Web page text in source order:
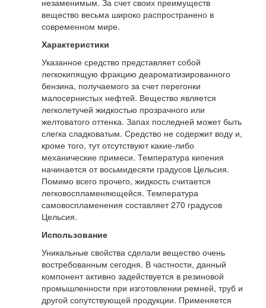
вещество весьма широко распространено в
современном мире.
Характеристики
Указанное средство представляет собой
легкокипящую фракцию деароматизированного
бензина, получаемого за счет перегонки
малосернистых нефтей. Вещество является
легколетучей жидкостью прозрачного или
желтоватого оттенка. Запах последней может быть
слегка сладковатым. Средство не содержит воду и,
кроме того, тут отсутствуют какие-либо
механические примеси. Температура кипения
начинается от восьмидесяти градусов Цельсия.
Помимо всего прочего, жидкость считается
легковоспламеняющейся. Температура
самовоспламенения составляет 270 градусов
Цельсия.
Использование
Уникальные свойства сделали вещество очень
востребованным сегодня. В частности, данный
компонент активно задействуется в резиновой
промышленности при изготовлении ремней, труб и
другой сопутствующей продукции. Применяется